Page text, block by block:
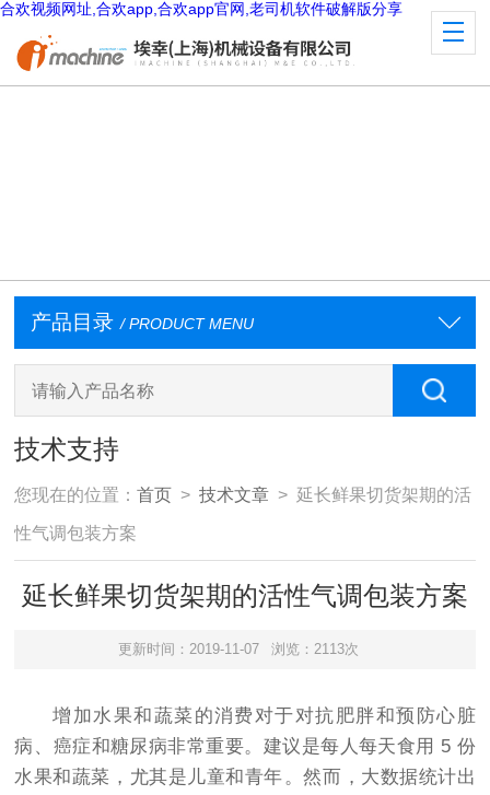
合欢视频网址,合欢app,合欢app官网,老司机软件破解版分享
产品目录 / PRODUCT MENU
技术支持
您现在的位置：首页 >技术文章 > 延长鲜果切货架期的活
性气调包装方案
延长鲜果切货架期的活性气调包装方案
更新时间：2019-11-07 浏览：2113次
​增加水果和蔬菜的消费对于对抗肥胖和预防心脏
病、癌症和糖尿病非常重要。建议是每人每天食用 5 份
水果和蔬菜，尤其是儿童和青年。然而，大数据统计出